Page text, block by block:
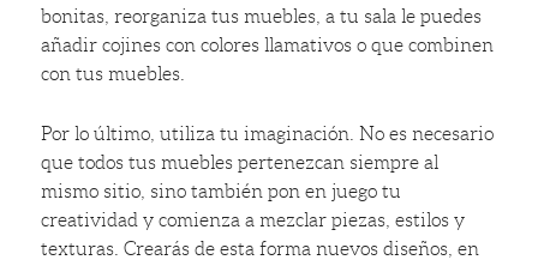
bonitas, reorganiza tus muebles, a tu sala le puedes
añadir cojines con colores llamativos o que combinen
con tus muebles.
Por lo último, utiliza tu imaginación. No es necesario
que todos tus muebles pertenezcan siempre al
mismo sitio, sino también pon en juego tu
creatividad y comienza a mezclar piezas, estilos y
texturas. Crearás de esta forma nuevos diseños, en